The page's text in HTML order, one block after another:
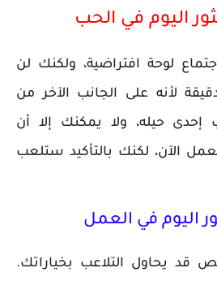
اليوم في الحب
لوحة افتراضية، ولكنك لن
لأنه على الجانب الآخر من
حيله، ولا يمكنك إلا أن
الآن، لكنك بالتأكيد ستلعب
اليوم في العمل
يحاول التلاعب بخياراتك.